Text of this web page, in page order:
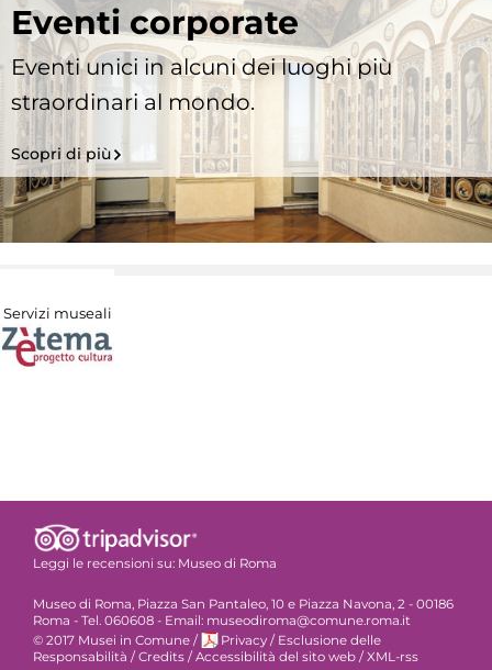
Eventi corporate
Eventi unici in alcuni dei luoghi più
straordinari al mondo.
Scopri di più
Servizi museali
Leggi le recensioni su: Museo di Roma
Museo di Roma, Piazza San Pantaleo, 10 e Piazza Navona, 2 - 00186
Roma - Tel. 060608 - Email: museodiroma@comune.roma.it
© 2017 Musei in Comune / Privacy / Esclusione delle
Responsabilità /Credits /Accessibilità del sito web /XML-rss